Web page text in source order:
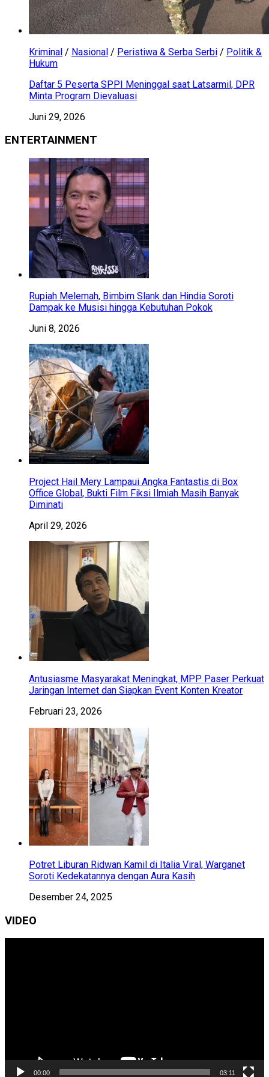
Kriminal / Nasional / Peristiwa & Serba Serbi / Politik &
Hukum
Daftar 5 Peserta SPPI Meninggal saat Latsarmil, DPR
Minta Program Dievaluasi
Juni 29, 2026
ENTERTAINMENT
Rupiah Melemah, Bimbim Slank dan Hindia Soroti
Dampak ke Musisi hingga Kebutuhan Pokok
Juni 8, 2026
Project Hail Mery Lampaui Angka Fantastis di Box
Office Global, Bukti Film Fiksi Ilmiah Masih Banyak
Diminati
April 29, 2026
Antusiasme Masyarakat Meningkat, MPP Paser Perkuat
Jaringan Internet dan Siapkan Event Konten Kreator
Februari 23, 2026
Potret Liburan Ridwan Kamil di Italia Viral, Warganet
Soroti Kedekatannya dengan Aura Kasih
Desember 24, 2025
VIDEO
00:00 03:11